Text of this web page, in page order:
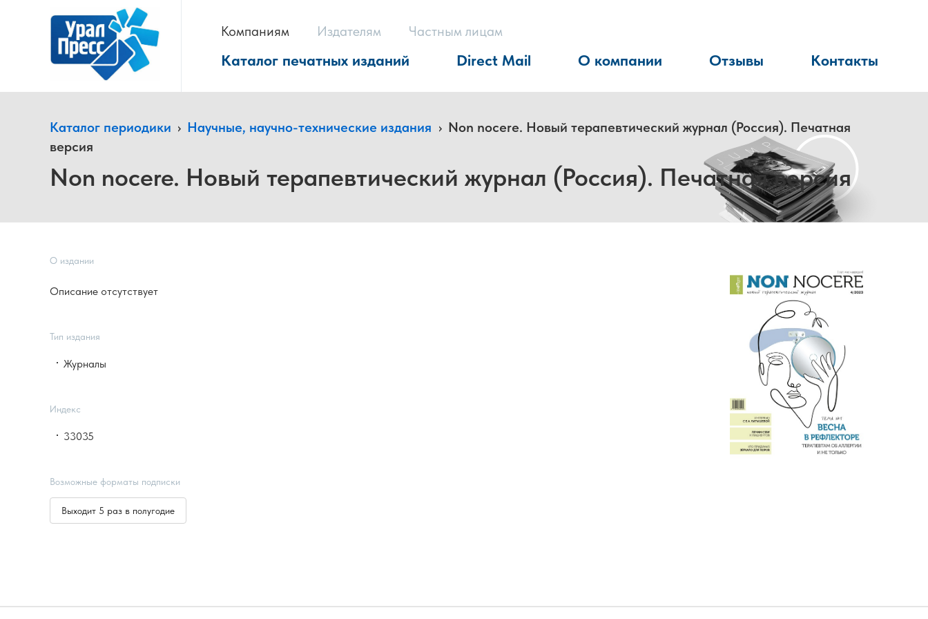
Компаниям Издателям Частным лицам
Каталог печатных изданий Direct Mail О компании Отзывы Контакты
Каталог периодики › Научные, научно-технические издания › Non nocere. Новый терапевтический журнал (Россия). Печатная
версия
Non nocere. Новый терапевтический журнал (Россия). Печатная версия
О издании
Описание отсутствует
Тип издания
Журналы
Индекс
33035
Возможные форматы подписки
Выходит 5 раз в полугодие